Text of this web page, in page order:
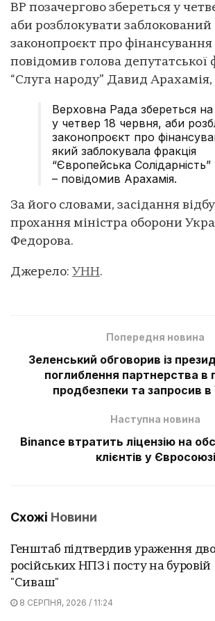
ВР позачергово збереться у
аби розблокувати
законопроєкт про фінансування
повідомив голова депутатської
“Слуга народу” Давид
Верховна Рада збереться на
у четвер 18 червня, аби
законопроєкт про
який заблокувала фракція
“Європейська Солідарність”
– повідомив Арахамія.
За його словами, засідання
прохання міністра оборони
Федорова.
Джерело: УНН.
Попередня новина
Зеленський обговорив із
поглиблення партнерства в
продбезпеки та запросив в
Наступна новина
Binance втратить ліцензію на
клієнтів у Євросоюзі
Схожі Новини
Генштаб підтвердив ураження
російських НПЗ і посту на буровій
"Сиваш"
8 СЕРПНЯ, 2026 / 11:24